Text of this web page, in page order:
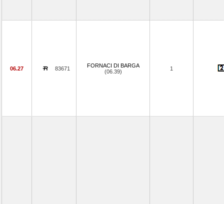
06.27 83671
FORNACI DI BARGA
(06.39)
1